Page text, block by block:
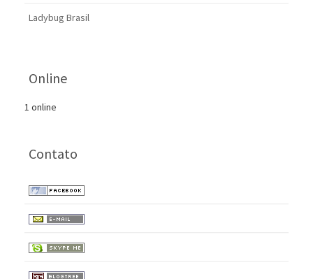
Ladybug Brasil
Online
1 online
Contato